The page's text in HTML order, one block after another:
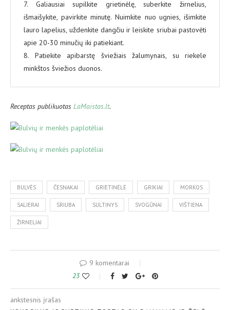
7. Galiausiai supilkite grietinėlę, suberkite žirnelius,
išmaišykite, pavirkite minutę. Nuimkite nuo ugnies, išimkite
lauro lapelius, uždenkite dangčiu ir leiskite sriubai pastovėti
apie 20-30 minučių iki patiekiant.
8. Patiekite apibarstę šviežiais žalumynais, su riekele
minkštos šviežios duonos.
Receptas publikuotas LaMaistas.lt.
BULVĖS ČESNAKAI GRIETINĖLĖ GRIKIAI MORKOS
SALIERAI SRIUBA SULTINYS SVOGŪNAI VIŠTIENA
ŽIRNELIAI
9 komentarai
23
ankstesnis įrašas